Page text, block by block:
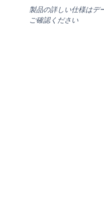
製品の詳しい仕様はデ
ご確認ください